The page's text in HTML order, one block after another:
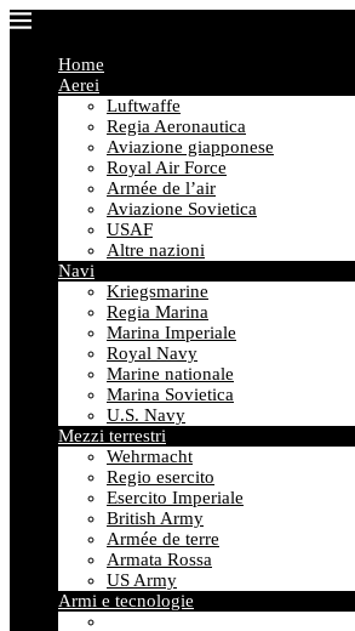
Home
Aerei
Luftwaffe
Regia Aeronautica
Aviazione giapponese
Royal Air Force
Armée de l’air
Aviazione Sovietica
USAF
Altre nazioni
Navi
Kriegsmarine
Regia Marina
Marina Imperiale
Royal Navy
Marine nationale
Marina Sovietica
U.S. Navy
Mezzi terrestri
Wehrmacht
Regio esercito
Esercito Imperiale
British Army
Armée de terre
Armata Rossa
US Army
Armi e tecnologie